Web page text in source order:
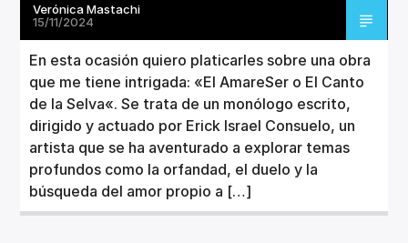
Verónica Mastachi
15/11/2024
En esta ocasión quiero platicarles sobre una obra
que me tiene intrigada: «El AmareSer o El Canto
de la Selva«. Se trata de un monólogo escrito,
dirigido y actuado por Erick Israel Consuelo, un
artista que se ha aventurado a explorar temas
profundos como la orfandad, el duelo y la
búsqueda del amor propio a […]